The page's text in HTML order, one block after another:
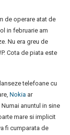
de operare atat de
in februarie am
Nu era greu de
Cota de piata este
telefoane cu
Nokia ar
anuntul in sine
mare si implicit
fi cumparata de